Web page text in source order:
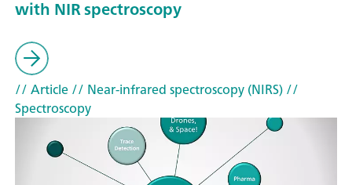
with NIR spectroscopy
// Article// Near-infrared spectroscopy (NIRS)//
Spectroscopy